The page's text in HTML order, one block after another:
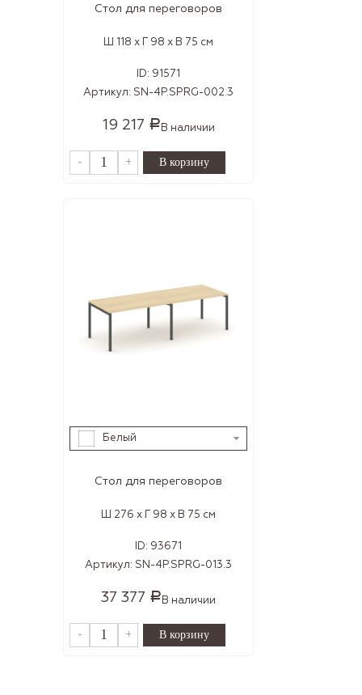
Стол для переговоров
Ш 118 x Г 98 x В 75 см
ID: 91571
Артикул: SN-4P.SPRG-002.3
19 217 Р В наличии
- +
Белый
Стол для переговоров
Ш 276 x Г 98 x В 75 см
ID: 93671
Артикул: SN-4P.SPRG-013.3
37 377 Р В наличии
- +